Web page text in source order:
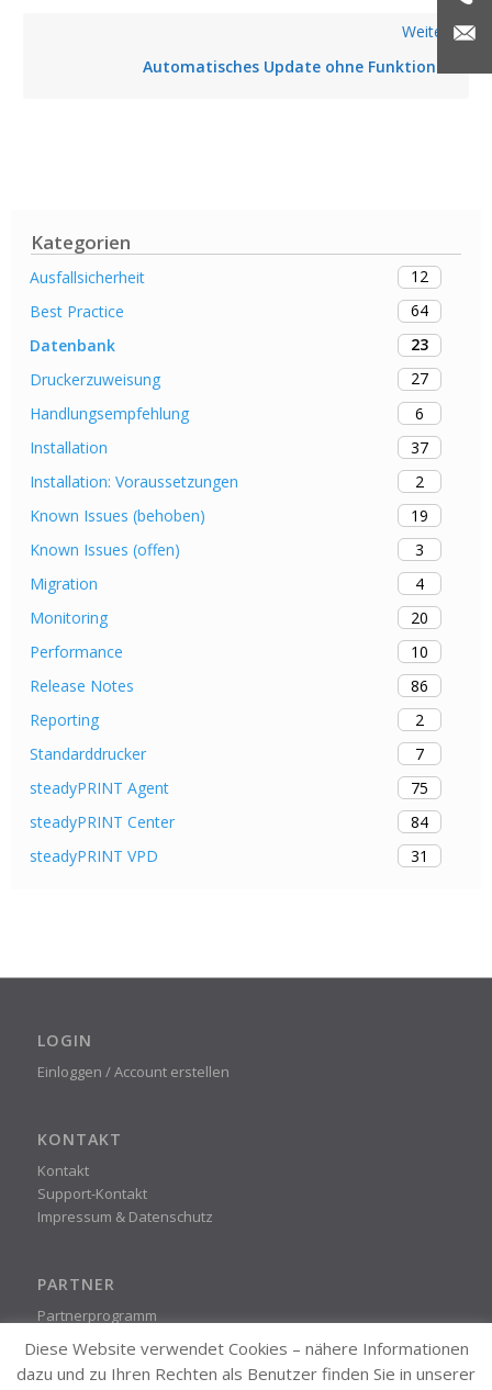
Kategorien
Ausfallsicherheit
12
Best Practice
64
Datenbank
23
Druckerzuweisung
27
Handlungsempfehlung
6
Installation
37
Installation: Voraussetzungen
2
Known Issues (behoben)
19
Known Issues (offen)
3
Migration
4
Monitoring
20
Performance
10
Release Notes
86
Reporting
2
Standarddrucker
7
steadyPRINT Agent
75
steadyPRINT Center
84
steadyPRINT VPD
31
Weiter
Automatisches Update ohne Funktion
LOGIN
Einloggen / Account erstellen
KONTAKT
Kontakt
Support-Kontakt
Impressum & Datenschutz
PARTNER
Partnerprogramm
STEADYPRINT
Diese Website verwendet Cookies – nähere Informationen
dazu und zu Ihren Rechten als Benutzer finden Sie in unserer